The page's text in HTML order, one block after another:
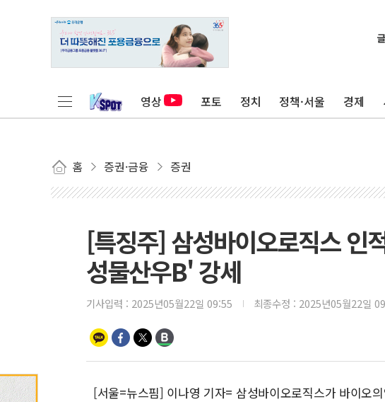
영상 포토 정치 정책·서울 경제
홈 증권·금융 증권
[특징주] 삼성바이오로직스 인
성물산우B' 강세
기사입력 : 2025년05월22일 09:55 최종수정 : 2025년05월22일
[서울=뉴스핌] 이나영 기자= 삼성바이오로직스가 바이오